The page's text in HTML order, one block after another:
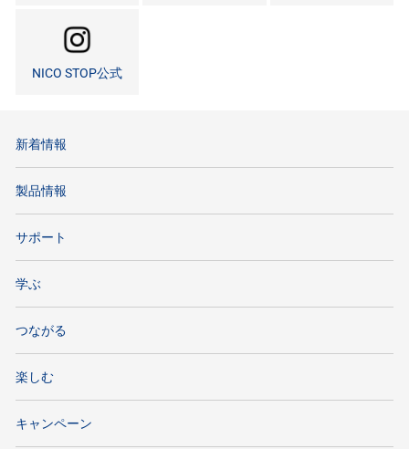
NICO STOP公式
新着情報
製品情報
サポート
学ぶ
つながる
楽しむ
キャンペーン